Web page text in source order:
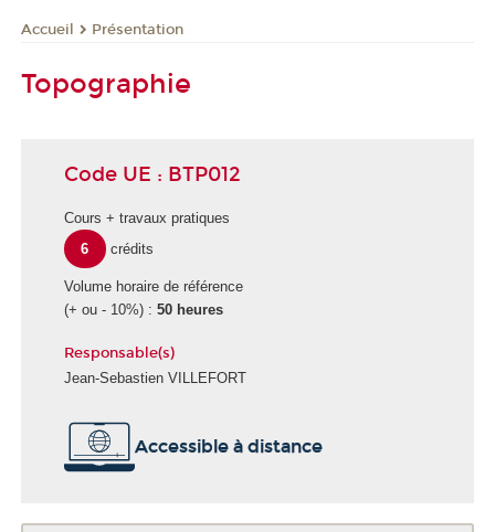
Accueil Présentation
Topographie
Code UE : BTP012
Cours + travaux pratiques
6
crédits
Volume horaire de référence
(+ ou - 10%) : 50 heures
Responsable(s)
Jean-Sebastien VILLEFORT
Accessible à distance